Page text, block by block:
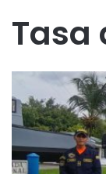
Tasa